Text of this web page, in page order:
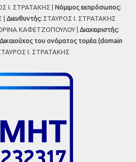
Ι. ΣΤΡΑΤΑΚΗΣ | Νόμιμος εκπρόσωπος:
| Διευθυντής:ΣΤΑΥΡΟΣ Ι. ΣΤΡΑΤΑΚΗΣ
ΚΑΦΕΤΖΟΠΟΥΛΟΥ | Διαχειριστής:
Δικαιούχος του ονόματος τομέα (domain
Ι. ΣΤΡΑΤΑΚΗΣ